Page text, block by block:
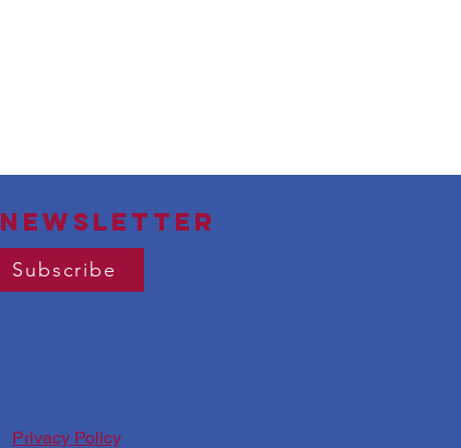
newsletter
Subscribe
Privacy Policy